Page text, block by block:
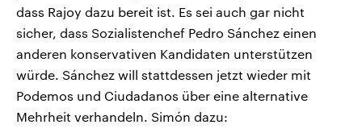
dass Rajoy dazu bereit ist. Es sei auch gar nicht
sicher, dass Sozialistenchef Pedro Sánchez einen
anderen konservativen Kandidaten unterstützen
würde. Sánchez will stattdessen jetzt wieder mit
Podemos und Ciudadanos über eine alternative
Mehrheit verhandeln. Simón dazu: